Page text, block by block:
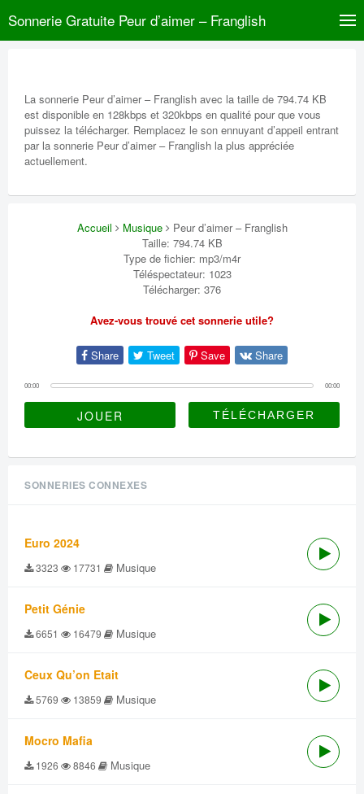
Sonnerie Gratuite Peur d’aimer – Franglish
La sonnerie Peur d’aimer – Franglish avec la taille de 794.74 KB
est disponible en 128kbps et 320kbps en qualité pour que vous
puissez la télécharger. Remplacez le son ennuyant d’appeil entrant
par la sonnerie Peur d’aimer – Franglish la plus appréciée
actuellement.
Accueil Musique
Peur d’aimer – Franglish
Taille: 794.74 KB
Type de fichier: mp3/m4r
Téléspectateur: 1023
Télécharger: 376
Avez-vous trouvé cet sonnerie utile?
Share Tweet Save Share
00:00 00:00
JOUER
SONNERIES CONNEXES
Euro 2024
3323 17731 Musique
Petit Génie
6651 16479 Musique
Ceux Qu’on Etait
5769 13859 Musique
Mocro Mafia
1926 8846 Musique